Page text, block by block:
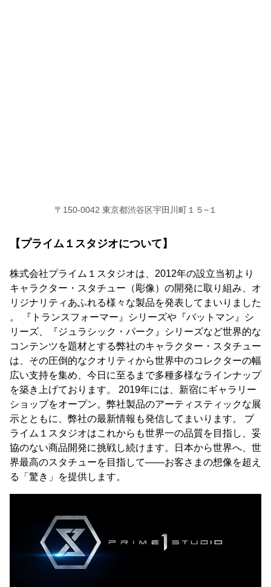
〒150-0042 東京都渋谷区宇田川町１５−１
【プライム１スタジオについて】
株式会社プライム１スタジオは、2012年の設立当初より
キャラクター・スタチュー（彫像）の開発に取り組み、オ
リジナリティあふれる様々な製品を発表してまいりました
。 『トランスフォーマー』シリーズや『バットマン』シ
リーズ、『ジュラシック・パーク』シリーズなど世界的な
コンテンツを題材とする弊社のキャラクター・スタチュー
は、その圧倒的なクオリティから世界中のコレクターの幅
広い支持を集め、今日に至るまで多種多様なラインナップ
を築き上げております。 2019年には、新宿にギャラリー
ショップをオープン。弊社製品のアーティスティックな展
示とともに、弊社の最新情報も発信してまいります。 プ
ライム１スタジオはこれからも世界一の品質を目指し、妥
協のない商品開発に挑戦し続けます。日本から世界へ、世
界最高のスタチューを目指して――お客さまの想像を超え
る「驚き」を提供します。